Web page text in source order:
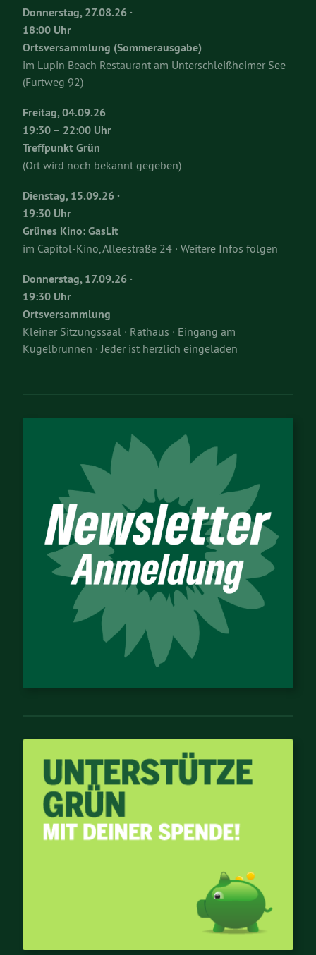
Donnerstag, 27.08.26 ·
18:00 Uhr
Ortsversammlung (Sommerausgabe)
im Lupin Beach Restaurant am Unterschleißheimer See
(Furtweg 92)
Freitag, 04.09.26
19:30 – 22:00 Uhr
Treffpunkt Grün
(Ort wird noch bekannt gegeben)
Dienstag, 15.09.26 ·
19:30 Uhr
Grünes Kino: GasLit
im Capitol-Kino, Alleestraße 24 · Weitere Infos folgen
Donnerstag, 17.09.26 ·
19:30 Uhr
Ortsversammlung
Kleiner Sitzungssaal · Rathaus · Eingang am
Kugelbrunnen · Jeder ist herzlich eingeladen